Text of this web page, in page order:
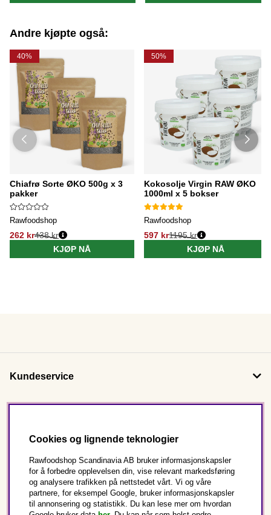
Andre kjøpte også:
40%
Chiafrø Sorte ØKO 500g x 3
pakker
Rawfoodshop
262 kr438 kr
KJØP NÅ
50%
Kokosolje Virgin RAW ØKO
1000ml x 5 bokser
Rawfoodshop
597 kr1195 kr
KJØP NÅ
Kundeservice
Dette er Rawfoodshop
Cookies og lignende teknologier
Rawfoodshop Scandinavia AB bruker informasjonskapsler
for å forbedre opplevelsen din, vise relevant markedsføring
og analysere trafikken på nettstedet vårt. Vi og våre
partnere, for eksempel Google, bruker informasjonskapsler
til annonsering og statistikk. Du kan lese mer om hvordan